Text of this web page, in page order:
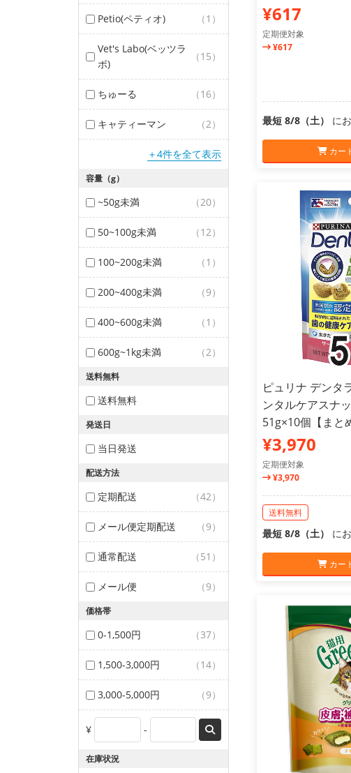
Petio(ペティオ) （1）
Vet's Labo(ベッツラ
ボ)
（15）
ちゅーる （16）
キャティーマン （2）
＋4件を全て表示
容量（g）
~50g未満 （20）
50~100g未満 （12）
100~200g未満 （1）
200~400g未満 （9）
400~600g未満 （1）
600g~1kg未満 （2）
送料無料
送料無料
発送日
当日発送
配送方法
定期配送 （42）
メール便定期配送 （9）
通常配送 （51）
メール便 （9）
価格帯
0-1,500円 （37）
1,500-3,000円 （14）
3,000-5,000円 （9）
¥ -
在庫状況
¥617
定期便対象
¥617
最短 8/8（土） に
カー
ピュリナ デンタ
ンタルケアスナ
51g×10個【まと
¥3,970
定期便対象
¥3,970
送料無料
最短 8/8（土） に
カー